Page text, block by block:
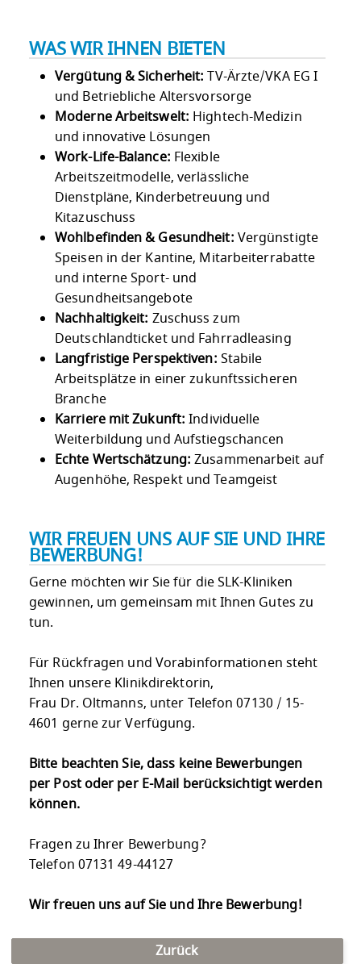
WAS WIR IHNEN BIETEN
Vergütung & Sicherheit: TV-Ärzte/VKA EG I
und Betriebliche Altersvorsorge
Moderne Arbeitswelt: Hightech-Medizin
und innovative Lösungen
Work-Life-Balance: Flexible
Arbeitszeitmodelle, verlässliche
Dienstpläne, Kinderbetreuung und
Kitazuschuss
Wohlbefinden & Gesundheit: Vergünstigte
Speisen in der Kantine, Mitarbeiterrabatte
und interne Sport- und
Gesundheitsangebote
Nachhaltigkeit: Zuschuss zum
Deutschlandticket und Fahrradleasing
Langfristige Perspektiven: Stabile
Arbeitsplätze in einer zukunftssicheren
Branche
Karriere mit Zukunft: Individuelle
Weiterbildung und Aufstiegschancen
Echte Wertschätzung: Zusammenarbeit auf
Augenhöhe, Respekt und Teamgeist
WIR FREUEN UNS AUF SIE UND IHRE
BEWERBUNG!
Gerne möchten wir Sie für die SLK-Kliniken
gewinnen, um gemeinsam mit Ihnen Gutes zu
tun.
Für Rückfragen und Vorabinformationen steht
Ihnen unsere Klinikdirektorin,
Frau Dr. Oltmanns, unter Telefon 07130 / 15-
4601 gerne zur Verfügung.
Bitte beachten Sie, dass keine Bewerbungen
per Post oder per E-Mail berücksichtigt werden
können.
Fragen zu Ihrer Bewerbung?
Telefon 07131 49-44127
Wir freuen uns auf Sie und Ihre Bewerbung!
Zurück